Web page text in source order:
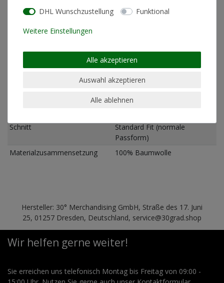
Produktinformationen
Reinigung
ja
nein
Maschinenwäsche linksrum
Schnitt
Standard Fit (normale
Passform)
Materialzusammensetzung
100% Baumwolle
Hersteller: 30° Merchandising GmbH, Straße des 17. Juni
25, 01257 Dresden, Deutschland, service@30grad.shop
Wir helfen gerne weiter!
Sie erreichen uns telefonisch Montag bis Freitag von 09:00 -
DHL Wunschzustellung Funktional
Weitere Einstellungen
Alle akzeptieren
Auswahl akzeptieren
Alle ablehnen